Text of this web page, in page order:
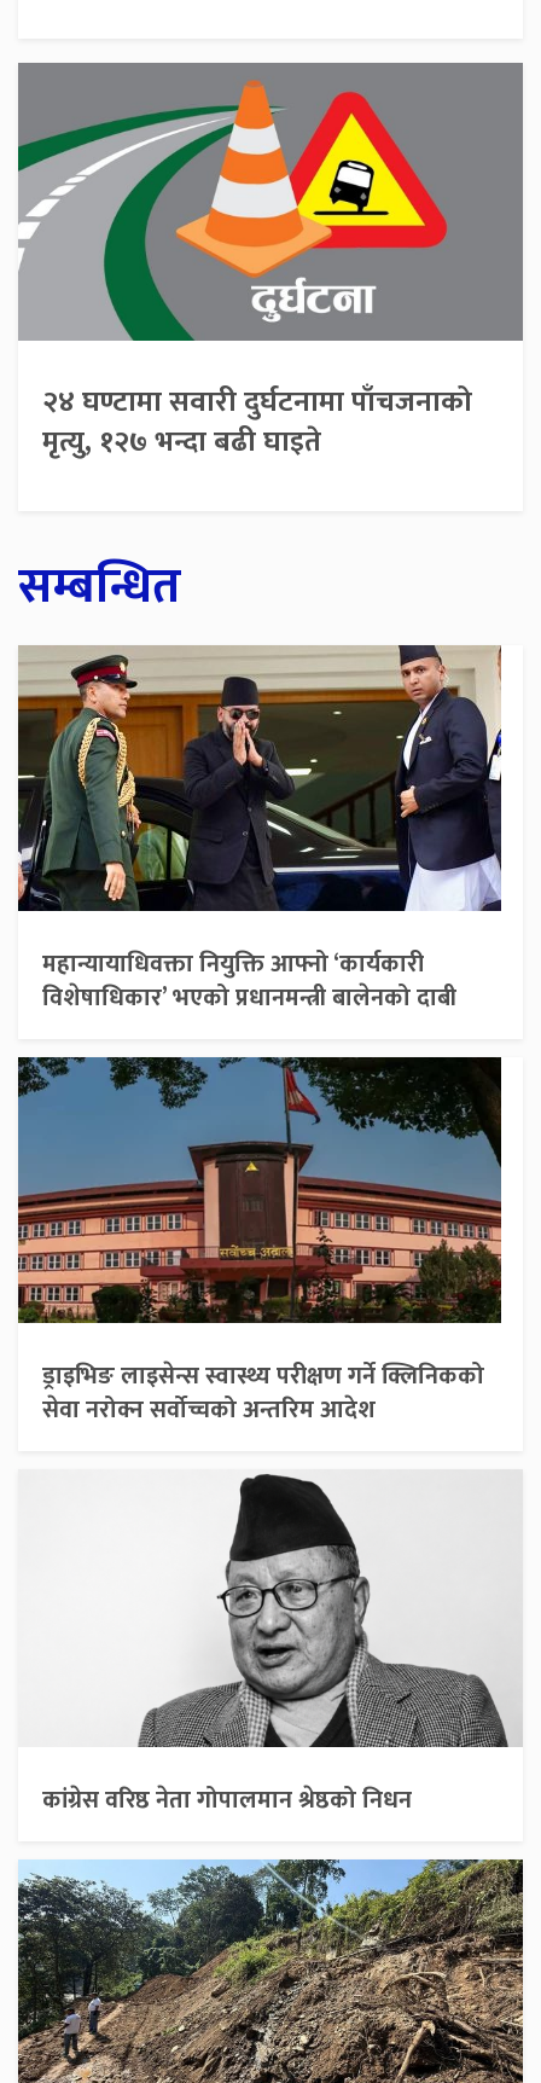
२४ घण्टामा सवारी दुर्घटनामा पाँचजनाको
मृत्यु, १२७ भन्दा बढी घाइते
सम्बन्धित
महान्यायाधिवक्ता नियुक्ति आफ्नो ‘कार्यकारी
विशेषाधिकार’ भएको प्रधानमन्त्री बालेनको दाबी
ड्राइभिङ लाइसेन्स स्वास्थ्य परीक्षण गर्ने क्लिनिकको
सेवा नरोक्न सर्वोच्चको अन्तरिम आदेश
कांग्रेस वरिष्ठ नेता गोपालमान श्रेष्ठको निधन